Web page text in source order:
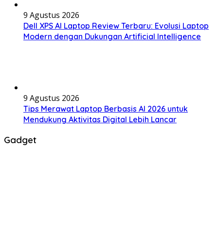
9 Agustus 2026
Dell XPS AI Laptop Review Terbaru: Evolusi Laptop
Modern dengan Dukungan Artificial Intelligence
9 Agustus 2026
Tips Merawat Laptop Berbasis AI 2026 untuk
Mendukung Aktivitas Digital Lebih Lancar
Gadget